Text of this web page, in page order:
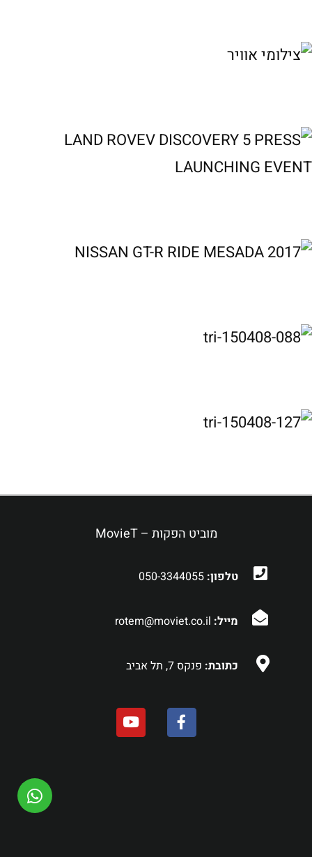
מוביט הפקות – MovieT
טלפון: 050-3344055
מייל: rotem@moviet.co.il
כתובת: פנקס 7, תל אביב